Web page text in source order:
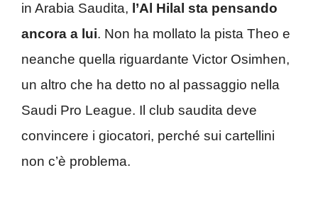
in Arabia Saudita, l’Al Hilal sta pensando
ancora a lui. Non ha mollato la pista Theo e
neanche quella riguardante Victor Osimhen,
un altro che ha detto no al passaggio nella
Saudi Pro League. Il club saudita deve
convincere i giocatori, perché sui cartellini
non c’è problema.